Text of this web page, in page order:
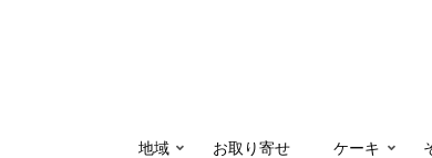
地域 お取り寄せ ケーキ